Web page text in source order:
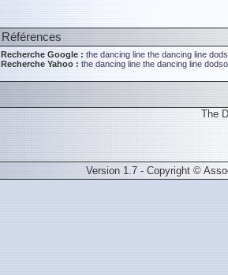
Références
Recherche Google : the dancing line the dancing line
Recherche Yahoo : the dancing line the dancing line
The
Version 1.7 - Copyright ©